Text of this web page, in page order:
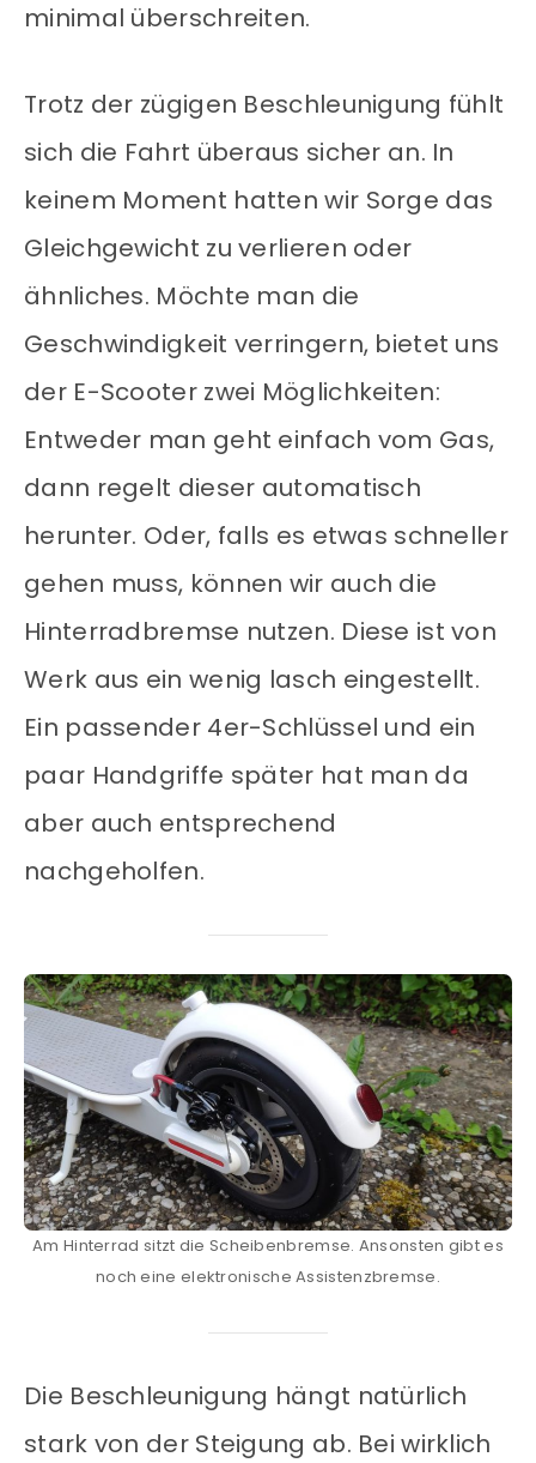
minimal überschreiten.
Trotz der zügigen Beschleunigung fühlt
sich die Fahrt überaus sicher an. In
keinem Moment hatten wir Sorge das
Gleichgewicht zu verlieren oder
ähnliches. Möchte man die
Geschwindigkeit verringern, bietet uns
der E-Scooter zwei Möglichkeiten:
Entweder man geht einfach vom Gas,
dann regelt dieser automatisch
herunter. Oder, falls es etwas schneller
gehen muss, können wir auch die
Hinterradbremse nutzen. Diese ist von
Werk aus ein wenig lasch eingestellt.
Ein passender 4er-Schlüssel und ein
paar Handgriffe später hat man da
aber auch entsprechend
nachgeholfen.
Am Hinterrad sitzt die Scheibenbremse. Ansonsten gibt es
noch eine elektronische Assistenzbremse.
Die Beschleunigung hängt natürlich
stark von der Steigung ab. Bei wirklich